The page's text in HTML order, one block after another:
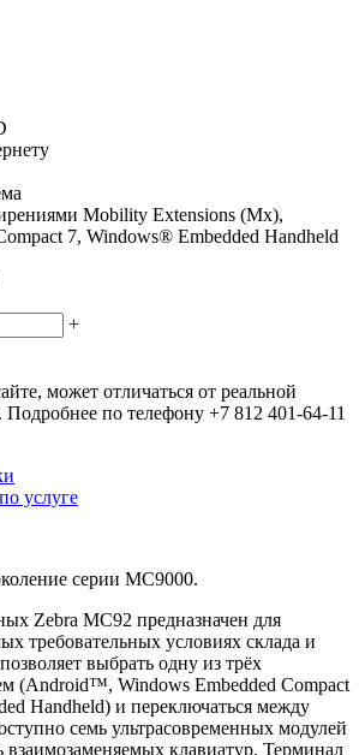
Mobility Extensions (Mx),
7, Windows® Embedded Handheld
+
может отличаться от реальной
Подробнее по телефону +7 812 401-64-11
услуге
серии MC9000.
Zebra MC92 предназначен для
требовательных условиях склада и
выбрать одну из трёх
(Android™, Windows Embedded Compact
Handheld) и переключаться между
семь ультрасовременных модулей
взаимозаменяемых клавиатур. Терминал